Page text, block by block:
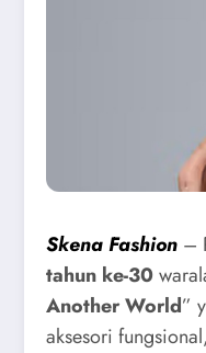
Skena Fashion –
tahun ke-30
Another World”
aksesori